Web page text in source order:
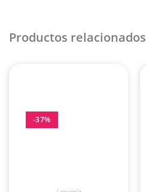
Productos relacionados
-37%